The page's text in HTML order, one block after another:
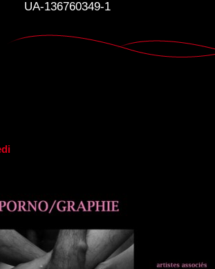
UA-136760349-1